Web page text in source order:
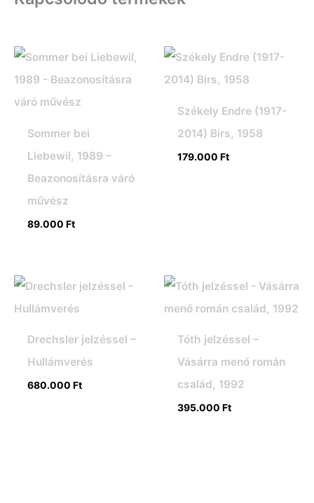
Sommer bei
Liebewil, 1989 –
Beazonosításra váró
művész
89.000 Ft
Székely Endre (1917-
2014) Birs, 1958
179.000 Ft
Drechsler jelzéssel –
Hullámverés
680.000 Ft
Tóth jelzéssel –
Vásárra menő román
család, 1992
395.000 Ft